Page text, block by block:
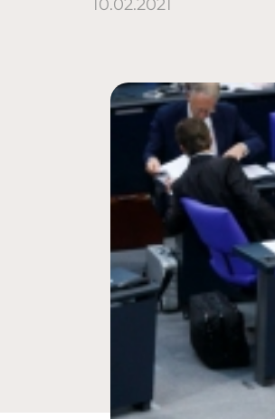
10.02.2021